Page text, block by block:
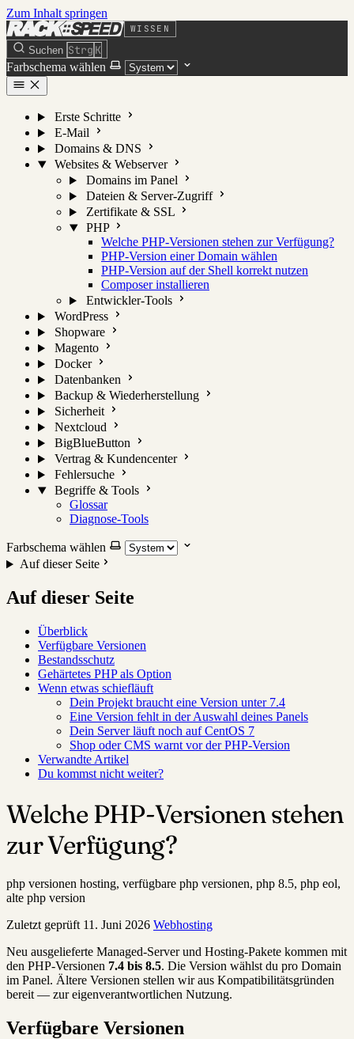
Zum Inhalt springen
WISSEN
Suchen Strg K
Farbschema wählen
Erste Schritte
E-Mail
Domains & DNS
Websites & Webserver
Domains im Panel
Dateien & Server-Zugriff
Zertifikate & SSL
PHP
Welche PHP-Versionen stehen zur Verfügung?
PHP-Version einer Domain wählen
PHP-Version auf der Shell korrekt nutzen
Composer installieren
Entwickler-Tools
WordPress
Shopware
Magento
Docker
Datenbanken
Backup & Wiederherstellung
Sicherheit
Nextcloud
BigBlueButton
Vertrag & Kundencenter
Fehlersuche
Begriffe & Tools
Glossar
Diagnose-Tools
Farbschema wählen
Auf dieser Seite
Auf dieser Seite
Überblick
Verfügbare Versionen
Bestandsschutz
Gehärtetes PHP als Option
Wenn etwas schiefläuft
Dein Projekt braucht eine Version unter 7.4
Eine Version fehlt in der Auswahl deines Panels
Dein Server läuft noch auf CentOS 7
Shop oder CMS warnt vor der PHP-Version
Verwandte Artikel
Du kommst nicht weiter?
Welche PHP-Versionen stehen
zur Verfügung?
php versionen hosting, verfügbare php versionen, php 8.5, php eol,
alte php version
Zuletzt geprüft 11. Juni 2026 Webhosting
Neu ausgelieferte Managed-Server und Hosting-Pakete kommen mit
den PHP-Versionen 7.4 bis 8.5. Die Version wählst du pro Domain
im Panel. Ältere Versionen stellen wir aus Kompatibilitätsgründen
bereit — zur eigenverantwortlichen Nutzung.
Verfügbare Versionen